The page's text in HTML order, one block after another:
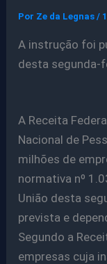
Por Ze da Legnas/
A instrução foi
desta segunda-
A Receita
Nacional de
milhões de
normativa nº
União desta
prevista e
Segundo a
empresas cuja